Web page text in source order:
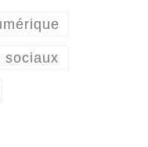
sociaux